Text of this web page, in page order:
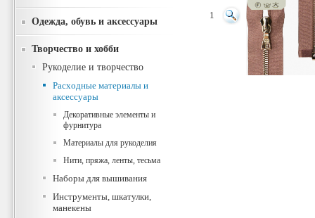
Одежда, обувь и аксессуары
Творчество и хобби
Рукоделие и творчество
Расходные материалы и
аксессуары
Декоративные элементы и
фурнитура
Материалы для рукоделия
Нити, пряжа, ленты, тесьма
Наборы для вышивания
Инструменты, шкатулки,
манекены
1